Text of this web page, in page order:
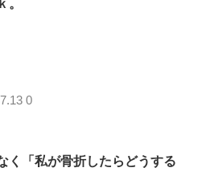
。
0
く「私が骨折したらどうする